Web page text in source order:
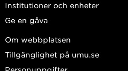
Institutioner och enheter
Ge en gåva
Om webbplatsen
Tillgänglighet på umu.se